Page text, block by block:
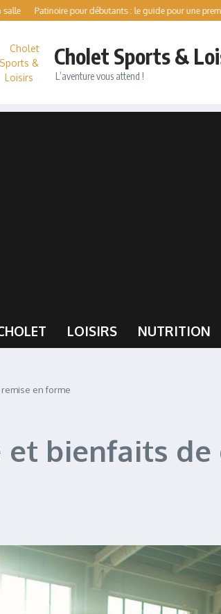
pour débutants : le guide pour une première séance
Cholet Sports &
L’aventure vous attend !
LOISIRS NUTRITION
en forme
bienfaits